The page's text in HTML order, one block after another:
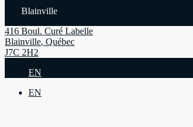
Blainville
416 Boul. Curé Labelle
Blainville, Québec
J7C 2H2
EN
EN